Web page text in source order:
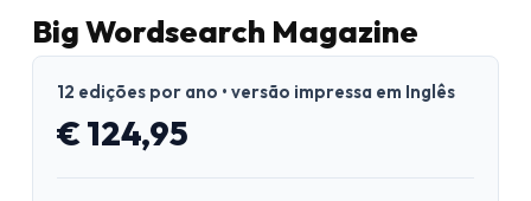
Big Wordsearch Magazine
12 edições por ano • versão impressa em Inglês
€ 124,95